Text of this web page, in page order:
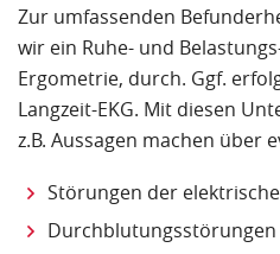
Zur umfassenden
wir ein Ruhe- und
Ergometrie, durch. Ggf.
Langzeit-EKG. Mit diesen
z.B. Aussagen machen über
Störungen der